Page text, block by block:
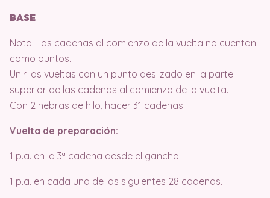
BASE
Nota: Las cadenas al comienzo de la vuelta no cuentan
como puntos.
Unir las vueltas con un punto deslizado en la parte
superior de las cadenas al comienzo de la vuelta.
Con 2 hebras de hilo, hacer 31 cadenas.
Vuelta de preparación:
1 p.a. en la 3ª cadena desde el gancho.
1 p.a. en cada una de las siguientes 28 cadenas.